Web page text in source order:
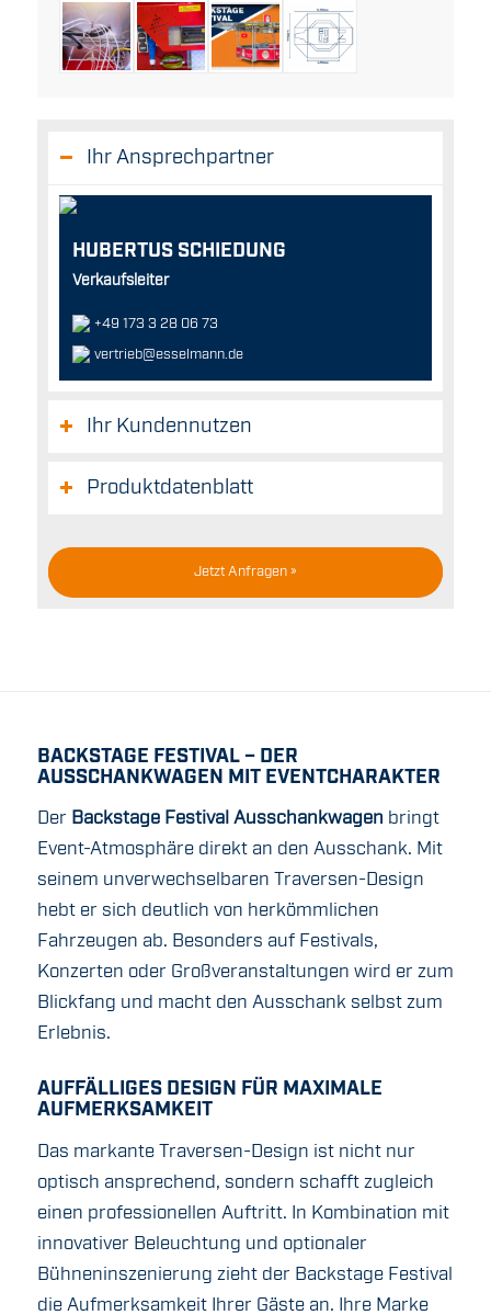
Ihr Ansprechpartner
HUBERTUS SCHIEDUNG
Verkaufsleiter
+49 173 3 28 06 73
vertrieb@esselmann.de
Ihr Kundennutzen
Produktdatenblatt
Jetzt Anfragen »
BACKSTAGE FESTIVAL – DER
AUSSCHANKWAGEN MIT EVENTCHARAKTER
Der Backstage Festival Ausschankwagen bringt
Event-Atmosphäre direkt an den Ausschank. Mit
seinem unverwechselbaren Traversen-Design
hebt er sich deutlich von herkömmlichen
Fahrzeugen ab. Besonders auf Festivals,
Konzerten oder Großveranstaltungen wird er zum
Blickfang und macht den Ausschank selbst zum
Erlebnis.
AUFFÄLLIGES DESIGN FÜR MAXIMALE
AUFMERKSAMKEIT
Das markante Traversen-Design ist nicht nur
optisch ansprechend, sondern schafft zugleich
einen professionellen Auftritt. In Kombination mit
innovativer Beleuchtung und optionaler
Bühneninszenierung zieht der Backstage Festival
die Aufmerksamkeit Ihrer Gäste an. Ihre Marke